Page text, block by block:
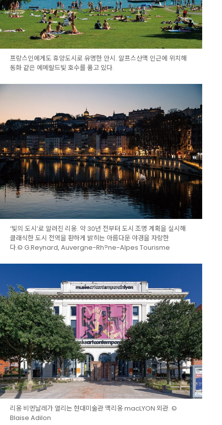
프랑스인에게도 휴양도시로 유명한 안시. 알프스산맥 인근에 위치해
동화 같은 에메랄드빛 호수를 품고 있다.
‘빛의 도시’로 알려진 리옹. 약 30년 전부터 도시 조명 계획을 실시해
클래식한 도시 전역을 환하게 밝히는 아름다운 야경을 자랑한
다.© G.Reynard, Auvergne-Rh?ne-Alpes Tourisme
리옹 비엔날레가 열리는 현대미술관 맥리옹 macLYON 외관. ©
Blaise Adilon